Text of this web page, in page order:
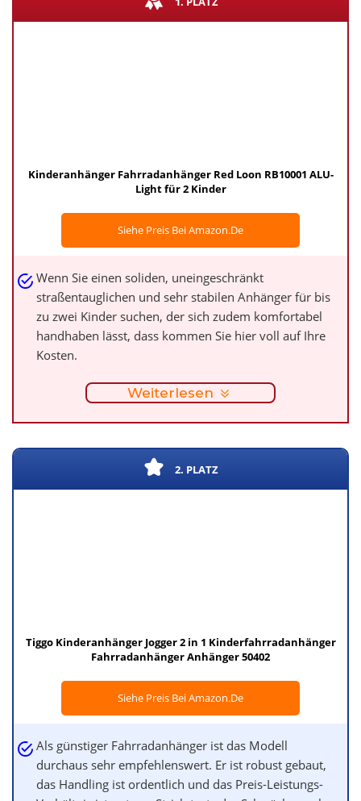
Kinderanhänger Fahrradanhänger Red Loon RB10001 ALU-
Light für 2 Kinder
Siehe Preis Bei Amazon.de
Wenn Sie einen soliden, uneingeschränkt
straßentauglichen und sehr stabilen Anhänger für bis
zu zwei Kinder suchen, der sich zudem komfortabel
handhaben lässt, dass kommen Sie hier voll auf Ihre
Kosten.
Weiterlesen
2. PLATZ
Tiggo Kinderanhänger Jogger 2 in 1 Kinderfahrradanhänger
Fahrradanhänger Anhänger 50402
Siehe Preis Bei Amazon.de
Als günstiger Fahrradanhänger ist das Modell
durchaus sehr empfehlenswert. Er ist robust gebaut,
das Handling ist ordentlich und das Preis-Leistungs-